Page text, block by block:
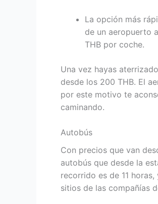
La opción más
de un aeropuerto
THB por coche.
Una vez hayas
desde los 200 THB. El
por este motivo te
caminando.
Autobús
Con precios que van
autobús que desde la
recorrido es de 11
sitios de las compañías